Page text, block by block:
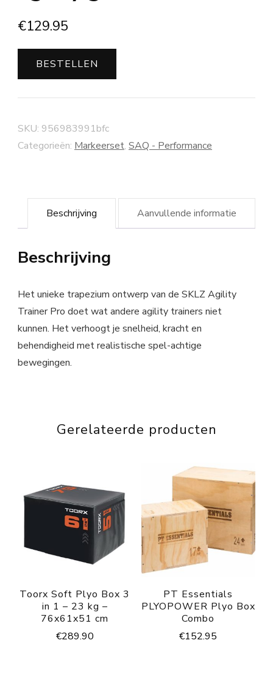
€129.95
BESTELLEN
SKU: 956983991bfc
Categorieën: Markeerset, SAQ - Performance
Beschrijving Aanvullende informatie
Beschrijving
Het unieke trapezium ontwerp van de SKLZ Agility
Trainer Pro doet wat andere agility trainers niet
kunnen. Het verhoogt je snelheid, kracht en
behendigheid met realistische spel-achtige
bewegingen.
Gerelateerde producten
Toorx Soft Plyo Box 3
in 1 – 23 kg –
76x61x51 cm
€289.90
PT Essentials
PLYOPOWER Plyo Box
Combo
€152.95